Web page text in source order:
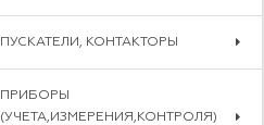
ПУСКАТЕЛИ, КОНТАКТОРЫ
ПРИБОРЫ
(УЧЕТА,ИЗМЕРЕНИЯ,КОНТРОЛЯ)